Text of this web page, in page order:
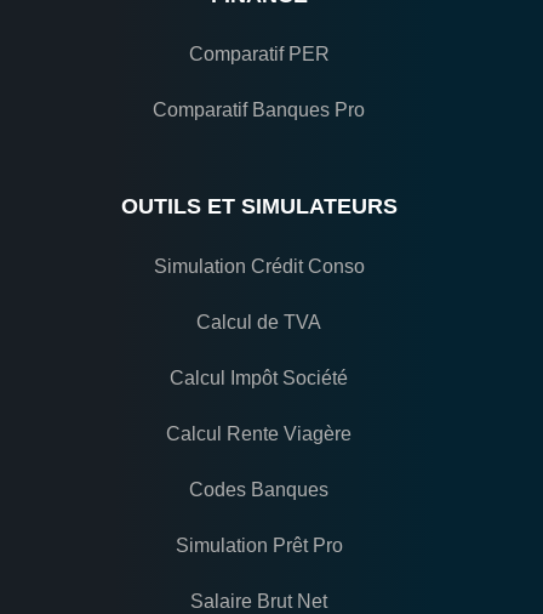
Comparatif PER
Comparatif Banques Pro
OUTILS ET SIMULATEURS
Simulation Crédit Conso
Calcul de TVA
Calcul Impôt Société
Calcul Rente Viagère
Codes Banques
Simulation Prêt Pro
Salaire Brut Net